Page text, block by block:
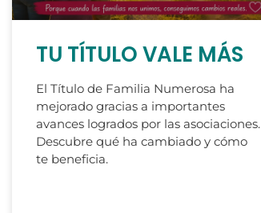
TU TÍTULO VALE MÁS
El Título de Familia Numerosa ha
mejorado gracias a importantes
avances logrados por las asociaciones.
Descubre qué ha cambiado y cómo
te beneficia.